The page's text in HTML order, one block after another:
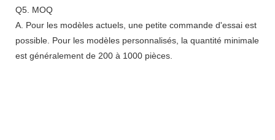
Q5. MOQ
A. Pour les modèles actuels, une petite commande d'essai est
possible. Pour les modèles personnalisés, la quantité minimale
est généralement de 200 à 1000 pièces.